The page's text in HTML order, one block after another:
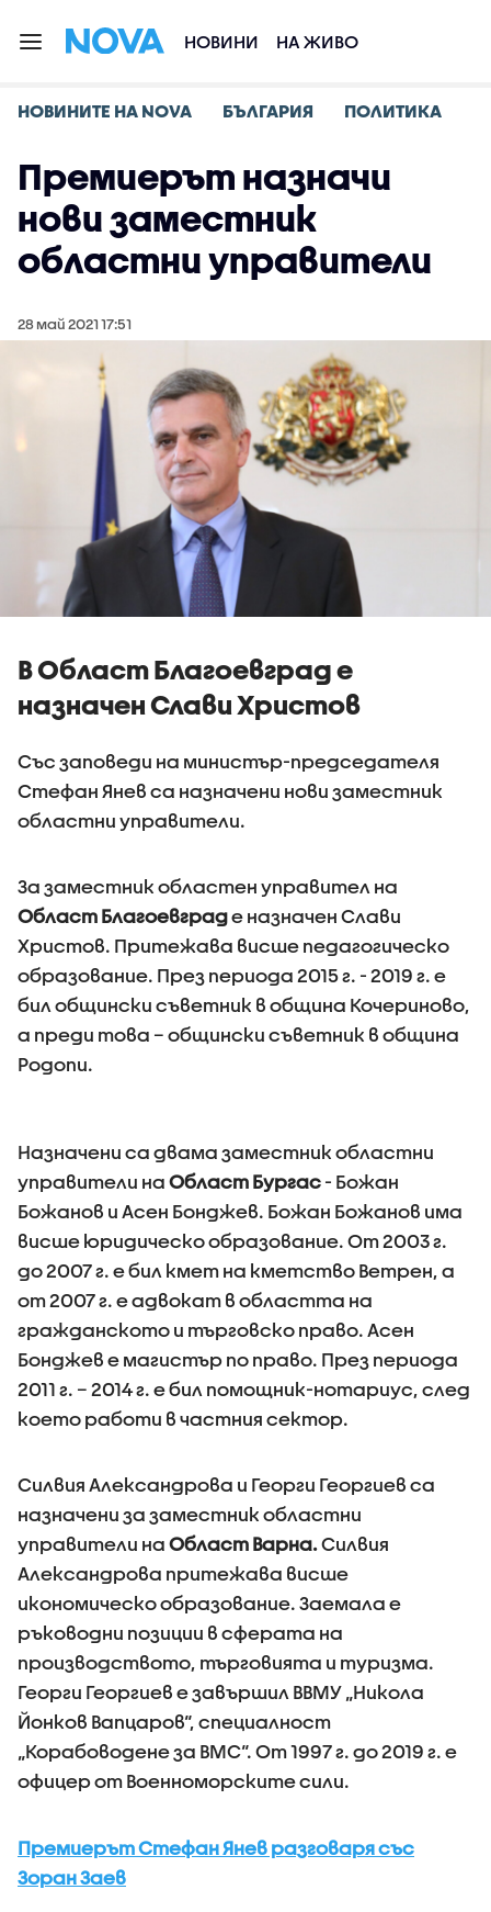
НОВИНИ НА ЖИВО
НОВИНИТЕ НА NOVA БЪЛГАРИЯ ПОЛИТИКА
Премиерът назначи
нови заместник
областни управители
28 май 2021 17:51
В Област Благоевград е
назначен Слави Христов
Със заповеди на министър-председателя
Стефан Янев са назначени нови заместник
областни управители.
За заместник областен управител на
Област Благоевграде назначен Слави
Христов. Притежава висше педагогическо
образование. През периода 2015 г. - 2019 г. е
бил общински съветник в община Кочериново,
а преди това – общински съветник в община
Родопи.
Назначени са двама заместник областни
управители на Област Бургас - Божан
Божанов и Асен Бонджев. Божан Божанов има
висше юридическо образование. От 2003 г.
до 2007 г. е бил кмет на кметство Ветрен, а
от 2007 г. е адвокат в областта на
гражданското и търговско право. Асен
Бонджев е магистър по право. През периода
2011 г. – 2014 г. е бил помощник-нотариус, след
което работи в частния сектор.
Силвия Александрова и Георги Георгиев са
назначени за заместник областни
управители на Област Варна.Силвия
Александрова притежава висше
икономическо образование. Заемала е
ръководни позиции в сферата на
производството, търговията и туризма.
Георги Георгиев е завършил ВВМУ „Никола
Йонков Вапцаров“, специалност
„Корабоводене за ВМС“. От 1997 г. до 2019 г. е
офицер от Военноморските сили.
Премиерът Стефан Янев разговаря със
Зоран Заев